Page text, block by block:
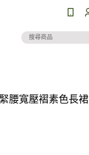
腰寬壓褶素色長裙